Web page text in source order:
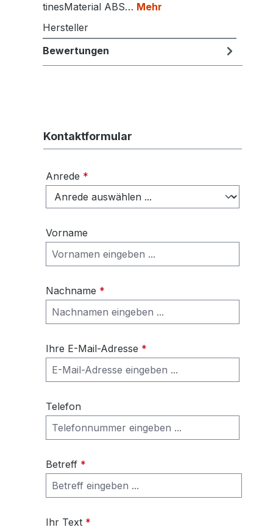
tinesMaterial ABS… Mehr
Hersteller
Bewertungen
Kontaktformular
Anrede *
Vorname
Nachname *
Ihre E-Mail-Adresse *
Telefon
Betreff *
Ihr Text *